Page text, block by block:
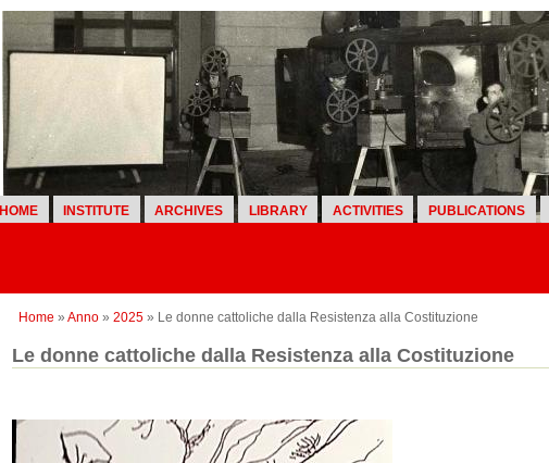
HOME INSTITUTE ARCHIVES LIBRARY ACTIVITIES PUBLICATIONS
Home » Anno» 2025» Le donne cattoliche dalla Resistenza alla Costituzione
Le donne cattoliche dalla Resistenza alla Costituzione